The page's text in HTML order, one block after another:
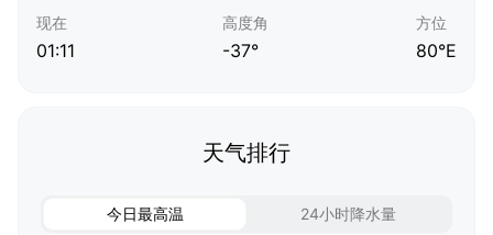
现在
01:11
高度角
-37°
方位
80°E
天气排行
今日最高温 24小时降水量